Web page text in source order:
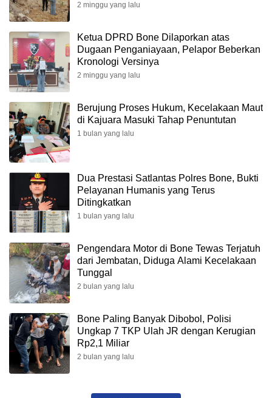
2 minggu yang lalu
Ketua DPRD Bone Dilaporkan atas
Dugaan Penganiayaan, Pelapor Beberkan
Kronologi Versinya
2 minggu yang lalu
Berujung Proses Hukum, Kecelakaan Maut
di Kajuara Masuki Tahap Penuntutan
1 bulan yang lalu
Dua Prestasi Satlantas Polres Bone, Bukti
Pelayanan Humanis yang Terus
Ditingkatkan
1 bulan yang lalu
Pengendara Motor di Bone Tewas Terjatuh
dari Jembatan, Diduga Alami Kecelakaan
Tunggal
2 bulan yang lalu
Bone Paling Banyak Dibobol, Polisi
Ungkap 7 TKP Ulah JR dengan Kerugian
Rp2,1 Miliar
2 bulan yang lalu